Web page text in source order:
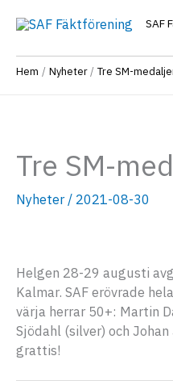
SAF
Hem Nyheter Tre SM-
Tre SM-
Nyheter/ 2021-08-30
Helgen 28-29 augusti
Kalmar. SAF erövrade
värja herrar 50+: Martin
Sjödahl (silver) och
grattis!